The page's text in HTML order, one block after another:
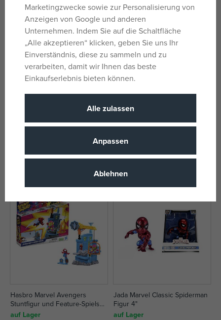
Marvel Spiderman Figur 6"
17,61 €
Hasbro Spider-Man Spidey und
„Amazing Friends“, mehrere
auf Lager
30,39 €
Hasbro Marvel Avengers
Stuntfigur und Feature-Spielset,
mehrere Typen
auf Lager
Jada Marvel Classic Spiderman
Figur 4"
auf Lager
Marketingzwecke sowie zur Personalisierung von
Anzeigen von Google und anderen
Unternehmen. Indem Sie auf die Schaltfläche
„Alle akzeptieren“ klicken, geben Sie uns Ihr
Einverständnis, diese zu sammeln und zu
verarbeiten, damit wir Ihnen das beste
Einkaufserlebnis bieten können.
Alle zulassen
Anpassen
Ablehnen